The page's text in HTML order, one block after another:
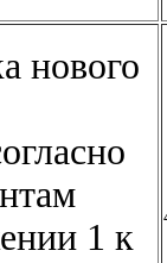
нового
1 к